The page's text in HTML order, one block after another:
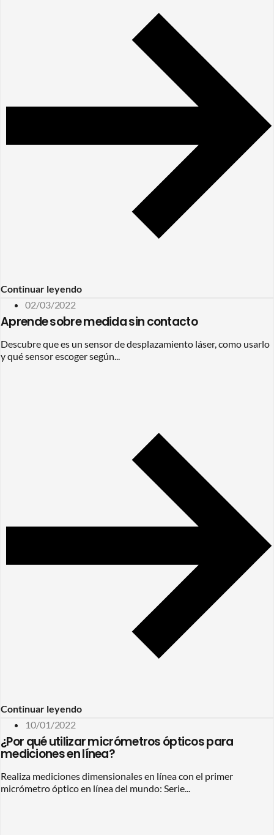
Continuar leyendo
02/03/2022
Aprende sobre medida sin contacto
Descubre que es un sensor de desplazamiento láser, como usarlo
y qué sensor escoger según...
Continuar leyendo
10/01/2022
¿Por qué utilizar micrómetros ópticos para
mediciones en línea?
Realiza mediciones dimensionales en línea con el primer
micrómetro óptico en línea del mundo: Serie...